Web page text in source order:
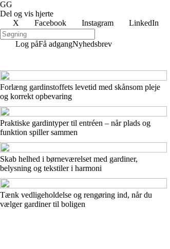
GG
Del og vis hjerte
X
Facebook Instagram LinkedIn
Log påFå adgangNyhedsbrev
Forlæng gardinstoffets levetid med skånsom pleje
og korrekt opbevaring
Praktiske gardintyper til entréen – når plads og
funktion spiller sammen
Skab helhed i børneværelset med gardiner,
belysning og tekstiler i harmoni
Tænk vedligeholdelse og rengøring ind, når du
vælger gardiner til boligen